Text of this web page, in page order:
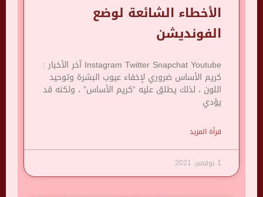
الأخطاء الشائعة لوضع
الفونديشن
Instagram Twitter Snapchat Youtube آخر الأخبار :
كريم الأساس ضروري لإخفاء عيوب البشرة وتوحيد
اللون ، لذلك يطلق عليه “كريم الأساس” ، ولكنه قد
يؤدي
قرأة المزيد
1 نوفمبر، 2021